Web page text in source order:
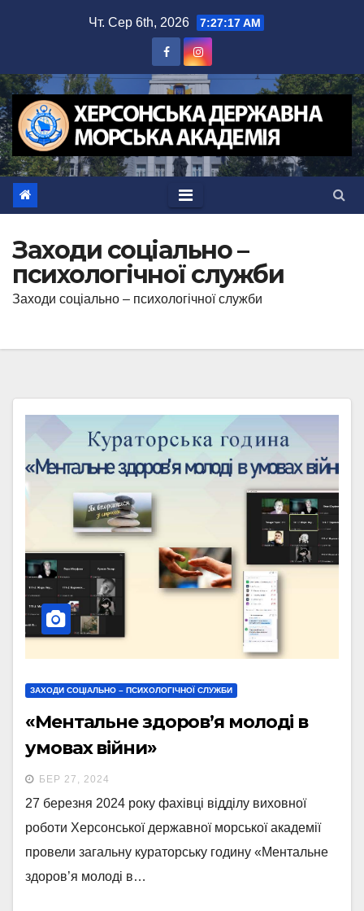
Чт. Сер 6th, 2026 7:27:18 AM
Заходи соціально –
психологічної служби
Заходи соціально – психологічної служби
ЗАХОДИ СОЦІАЛЬНО – ПСИХОЛОГІЧНОЇ СЛУЖБИ
«Ментальне здоров’я молоді в
умовах війни»
БЕР 27, 2024
27 березня 2024 року фахівці відділу виховної
роботи Херсонської державної морської академії
провели загальну кураторську годину «Ментальне
здоров’я молоді в…